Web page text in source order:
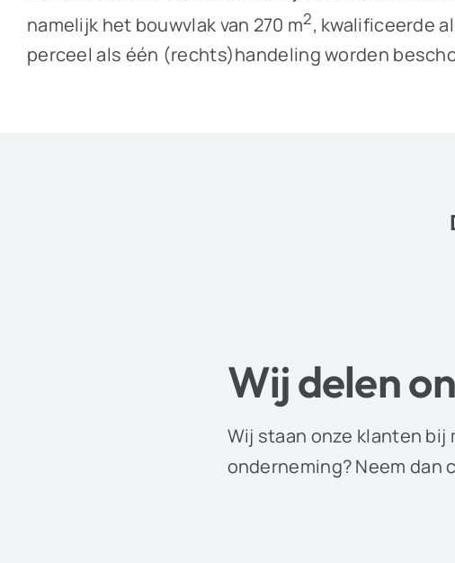
namelijk het bouwvlak van 270 m2, kwalificeerde
perceel als één (rechts)handeling worden
Wij delen
Wij staan onze klanten bij
onderneming? Neem dan